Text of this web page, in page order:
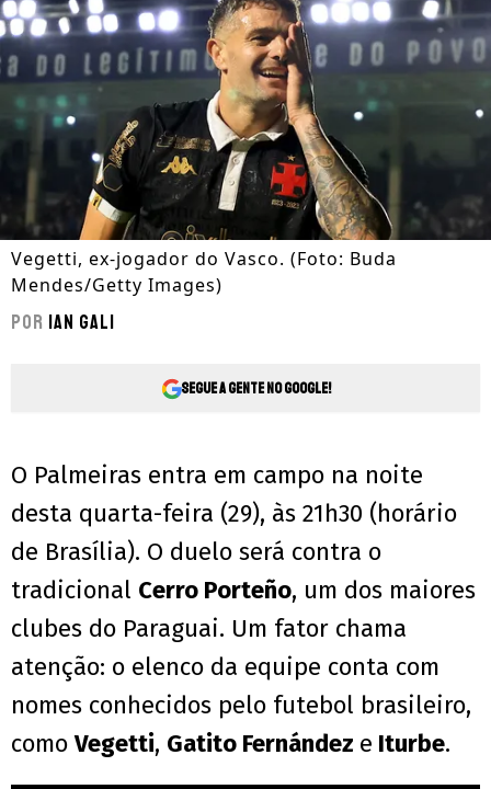
Vegetti, ex-jogador do Vasco. (Foto: Buda
Mendes/Getty Images)
Por Ian Gali
Segue a gente no Google!
O Palmeiras entra em campo na noite
desta quarta-feira (29), às 21h30 (horário
de Brasília). O duelo será contra o
tradicional Cerro Porteño, um dos maiores
clubes do Paraguai. Um fator chama
atenção: o elenco da equipe conta com
nomes conhecidos pelo futebol brasileiro,
comoVegetti, Gatito Fernández e Iturbe.